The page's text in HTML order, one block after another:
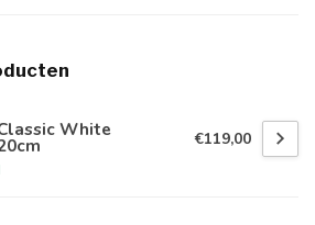
White €119,00